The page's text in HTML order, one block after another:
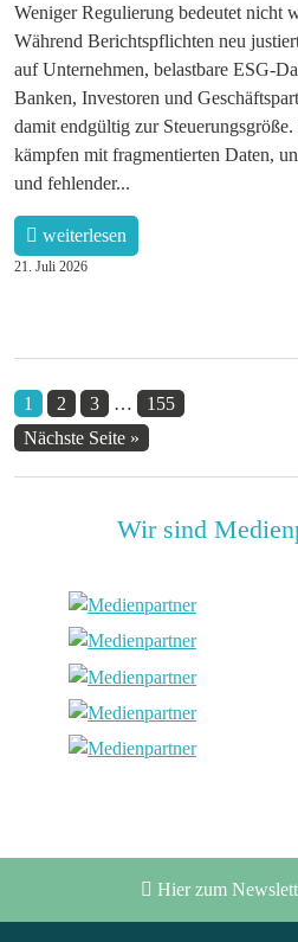
Weniger Regulierung bedeutet nicht
Während Berichtspflichten neu
auf Unternehmen, belastbare ESG-
Banken, Investoren und
damit endgültig zur
kämpfen mit fragmentierten Daten,
und fehlender...
weiterlesen
21. Juli 2026
1 2 3 …
155
Nächste Seite »
Wir sind
Hier zum